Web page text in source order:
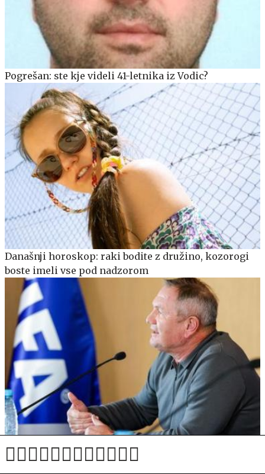
Pogrešan: ste kje videli 41-letnika iz Vodic?
Današnji horoskop: raki bodite z družino, kozorogi
boste imeli vse pod nadzorom
Po črnem četrtku v igri še nekdanji selektor Slovenije
in legionarji